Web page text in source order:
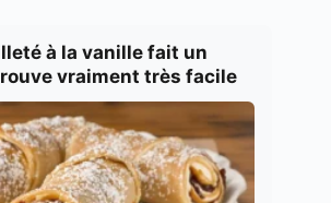
à la vanille fait un
vraiment très facile